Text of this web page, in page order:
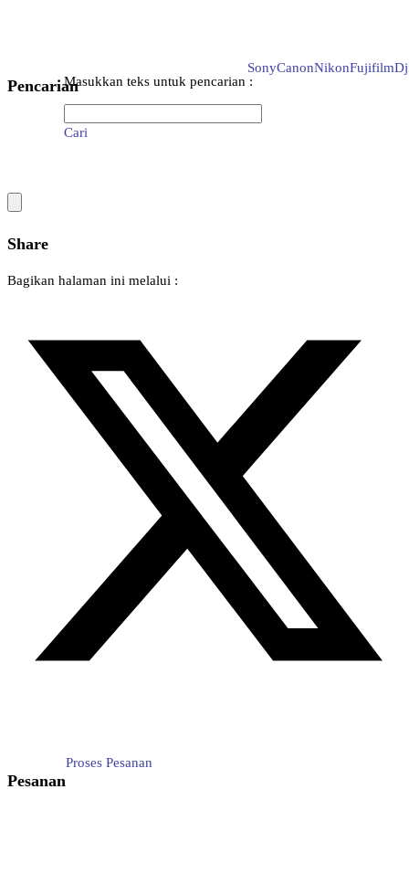
PencarianMasukkan teks untuk pencarian :
Cari
SonyCanonNikonFujifilm
Share
Bagikan halaman ini melalui :
Pesanan
Proses Pesanan